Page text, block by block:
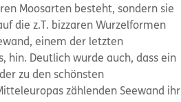
Moosarten besteht, sondern sie
die z.T. bizzaren Wurzelformen
einem der letzten
hin. Deutlich wurde auch, dass ein
zu den schönsten
zählenden Seewand ihr